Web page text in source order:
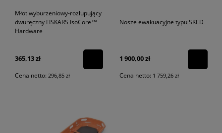
Młot wyburzeniowy-rozłupujący
dwuręczny FISKARS IsoCore™
Hardware
365,13 zł
Cena netto: 296,85 zł
Nosze ewakuacyjne typu SKED
1 900,00 zł
Cena netto: 1 759,26 zł